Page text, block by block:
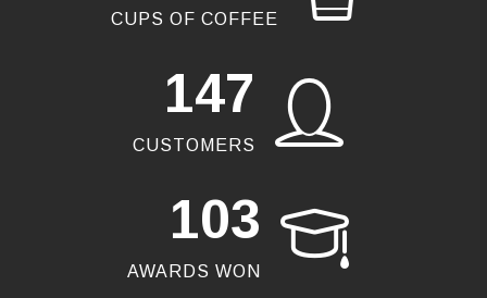
CUPS OF COFFEE
147
CUSTOMERS
103
AWARDS WON